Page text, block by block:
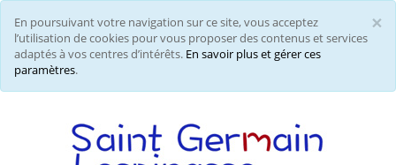
×
En poursuivant votre navigation sur ce site, vous acceptez
l’utilisation de cookies pour vous proposer des contenus et services
adaptés à vos centres d’intérêts. En savoir plus et gérer ces
paramètres.